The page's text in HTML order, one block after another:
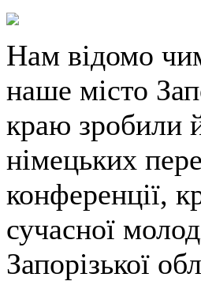
Нам відомо
наше місто
краю зробили
німецьких
конференції,
сучасної
Запорізької